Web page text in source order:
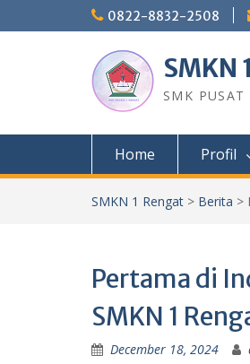
to
0822-8832-2508
SMKN
SMK PUSAT
Home Profil
SMKN 1 Rengat > Berita >
Pertama di
SMKN 1
December 18, 2024